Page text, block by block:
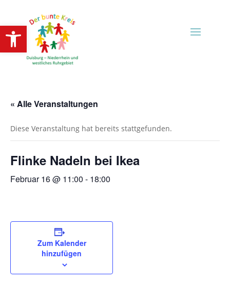
« Alle Veranstaltungen
Diese Veranstaltung hat bereits stattgefunden.
Flinke Nadeln bei Ikea
Februar 16 @ 11:00 - 18:00
Zum Kalender
hinzufügen
Open toolbar